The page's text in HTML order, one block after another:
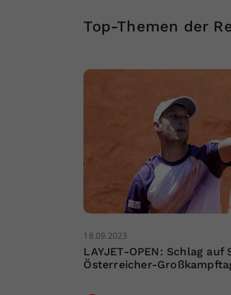
Top-Themen der
18.09.2023
LAYJET-OPEN: Schlag auf
Österreicher-